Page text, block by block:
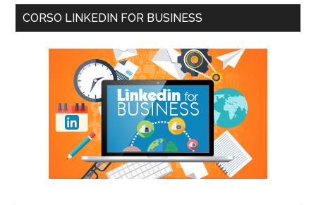
CORSO LINKEDIN FOR BUSINESS